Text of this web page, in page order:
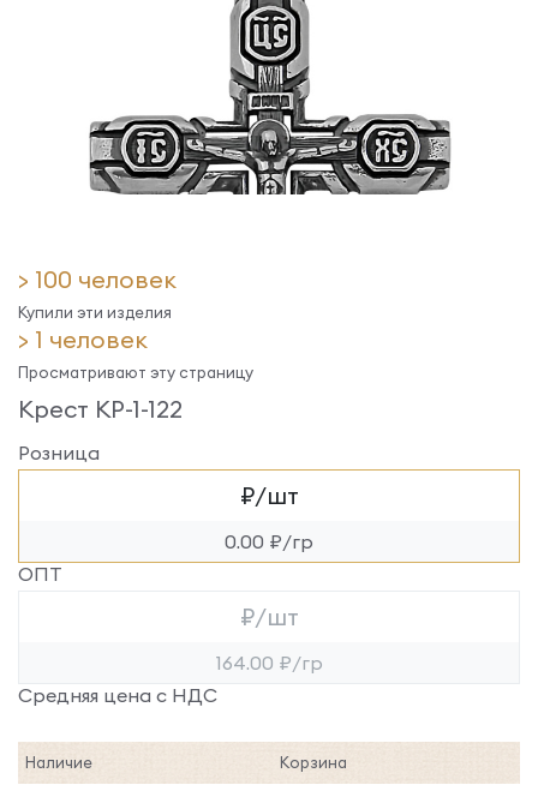
> 100 человек
Купили эти изделия
> 1 человек
Просматривают эту страницу
Крест КР-1-122
Розница
₽/шт
0.00 ₽/гр
ОПТ
₽/шт
164.00 ₽/гр
Средняя цена с НДС
Наличие Корзина